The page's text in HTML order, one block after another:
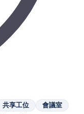
共享工位 會議室